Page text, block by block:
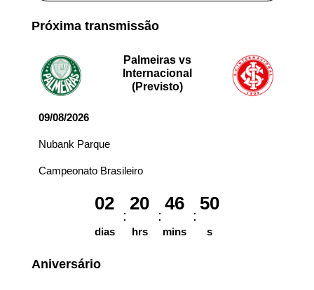
Próxima transmissão
Palmeiras vs
Internacional
(Previsto)
09/08/2026
Nubank Parque
Campeonato Brasileiro
02
dias
20
hrs
46
mins
50
s
Aniversário